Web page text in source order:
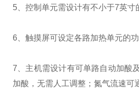
5、控制单元需设计有不小于7英
6、触摸屏可设定各路加热单元的
7、主机需设计有可单路自动加酸
加酸，无需人工调整；氮气流速